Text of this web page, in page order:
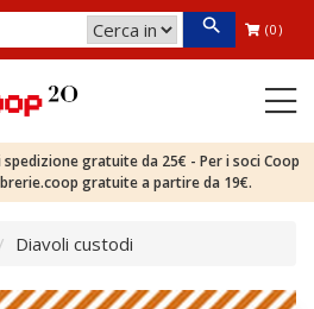
(0)
gratuite da 25€ - Per i soci Coop
gratuite a partire da 19€.
Diavoli custodi